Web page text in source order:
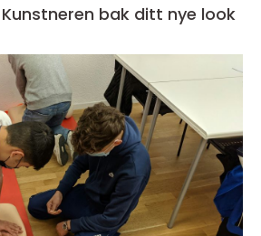
bak ditt nye look